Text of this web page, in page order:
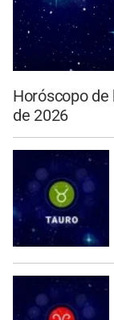
Horóscopo
de 2026